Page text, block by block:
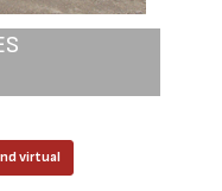
virtual